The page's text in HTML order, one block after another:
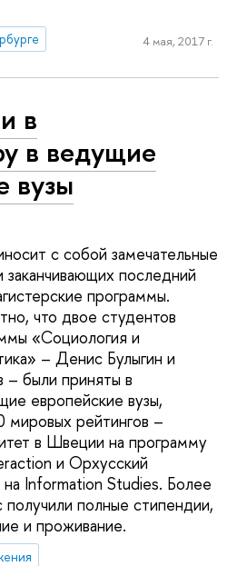
4 мая, 2017 г.
в
в ведущие
вузы
с собой замечательные
заканчивающих последний
программы.
что двое студентов
«Социология и
– Денис Булыгин и
– были приняты в
европейские вузы,
рейтингов –
в Швеции на программу
и Орхусский
Information Studies. Более
полные стипендии,
и проживание.